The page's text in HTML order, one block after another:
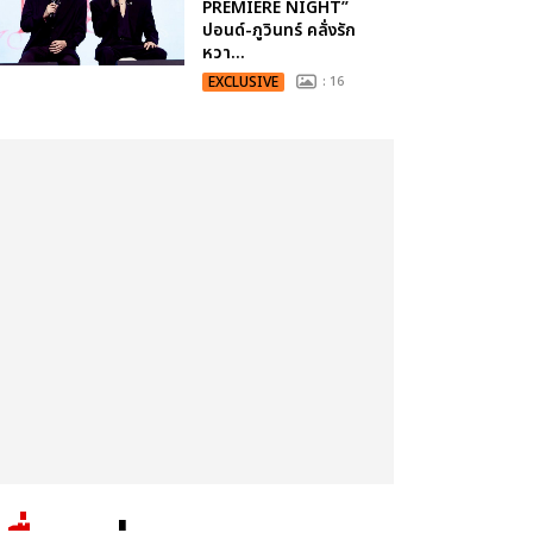
PREMIERE NIGHT”
ปอนด์-ภูวินทร์ คลั่งรัก
หวา...
EXCLUSIVE : 16